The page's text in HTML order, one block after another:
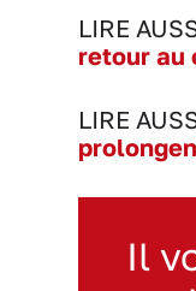
LIRE
retour au
LIRE
Il